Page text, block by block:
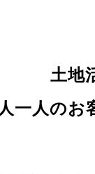
土地
一人のお